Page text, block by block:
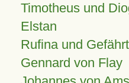
Timotheus und
Elstan
Rufina und
Gennard von Flay